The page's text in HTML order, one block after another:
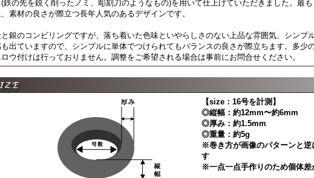
鉄の先を鋭く削ったノミ、彫刻刀のようなもの)を用いて仕上げていただきました。最
素材の良さが際立つ長年人気のあるデザインです。
銀のコンビリングですが、落ち着いた色味といやらしさのない上品な雰囲気、シンプ
出ていますので、シンプルに単体でつけられてもバランスの良さが際立ちます。多少
ウ付けは行っておりません。調整をご希望される場合は事前にお問合せください。
【size：16号を計測】
◎縦幅：約12mm〜約6mm
◎厚み：約1.5mm
◎重量：約5g
※巻き方が画像のパターンと逆
す
※一点一点手作りのため個体差